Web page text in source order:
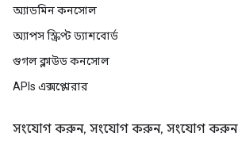
অ্যাডমিন কনসোল
অ্যাপস স্ক্রিপ্ট ড্যাশবোর্ড
গুগল ক্লাউড কনসোল
APIs এক্সপ্লোরার
সংযোগ করুন, সংযোগ করুন, সংযোগ করুন